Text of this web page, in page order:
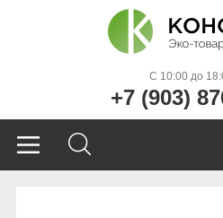
C 10:00 до
+7 (903)